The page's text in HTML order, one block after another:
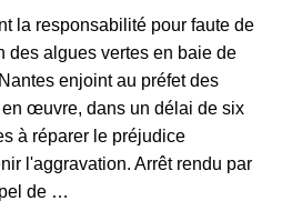
la responsabilité pour faute de
des algues vertes en baie de
enjoint au préfet des
œuvre, dans un délai de six
à réparer le préjudice
l'aggravation. Arrêt rendu par
de …